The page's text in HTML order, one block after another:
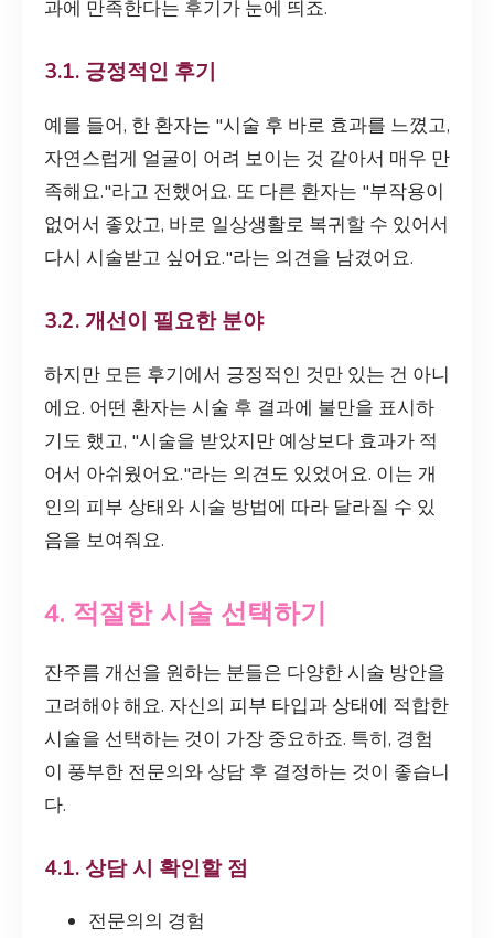
과에 만족한다는 후기가 눈에 띄죠.
3.1. 긍정적인 후기
예를 들어, 한 환자는 "시술 후 바로 효과를 느꼈고,
자연스럽게 얼굴이 어려 보이는 것 같아서 매우 만
족해요."라고 전했어요. 또 다른 환자는 "부작용이
없어서 좋았고, 바로 일상생활로 복귀할 수 있어서
다시 시술받고 싶어요."라는 의견을 남겼어요.
3.2. 개선이 필요한 분야
하지만 모든 후기에서 긍정적인 것만 있는 건 아니
에요. 어떤 환자는 시술 후 결과에 불만을 표시하
기도 했고, "시술을 받았지만 예상보다 효과가 적
어서 아쉬웠어요."라는 의견도 있었어요. 이는 개
인의 피부 상태와 시술 방법에 따라 달라질 수 있
음을 보여줘요.
4. 적절한 시술 선택하기
잔주름 개선을 원하는 분들은 다양한 시술 방안을
고려해야 해요. 자신의 피부 타입과 상태에 적합한
시술을 선택하는 것이 가장 중요하죠. 특히, 경험
이 풍부한 전문의와 상담 후 결정하는 것이 좋습니
다.
4.1. 상담 시 확인할 점
전문의의 경험